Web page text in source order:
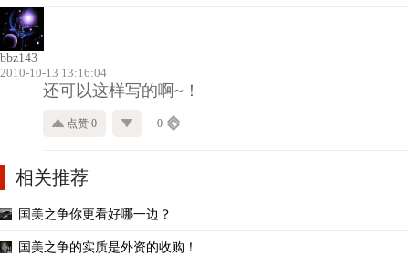
bbz143
2010-10-13 13:16:04
还可以这样写的啊~！
点赞 0 0
相关推荐
国美之争你更看好哪一边？
国美之争的实质是外资的收购！